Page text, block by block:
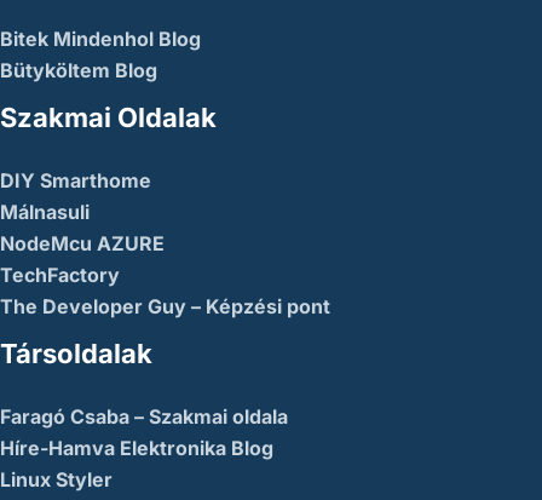
Bitek Mindenhol Blog
Bütyköltem Blog
Szakmai Oldalak
DIY Smarthome
Málnasuli
NodeMcu AZURE
TechFactory
The Developer Guy – Képzési pont
Társoldalak
Faragó Csaba – Szakmai oldala
Híre-Hamva Elektronika Blog
Linux Styler